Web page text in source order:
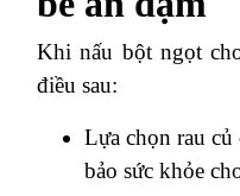
Khi nấu bột ngọt
điều sau:
Lựa chọn rau
bảo sức khỏe